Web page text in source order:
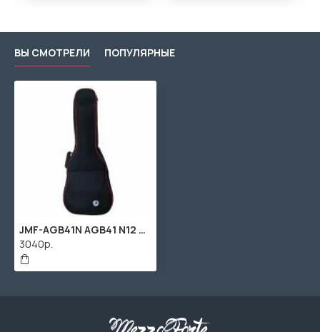
ВЫ СМОТРЕЛИ ПОПУЛЯРНЫЕ
JMF-AGB41N AGB41 N12 Чехол для акустической гитары, Prodipe
3040р.